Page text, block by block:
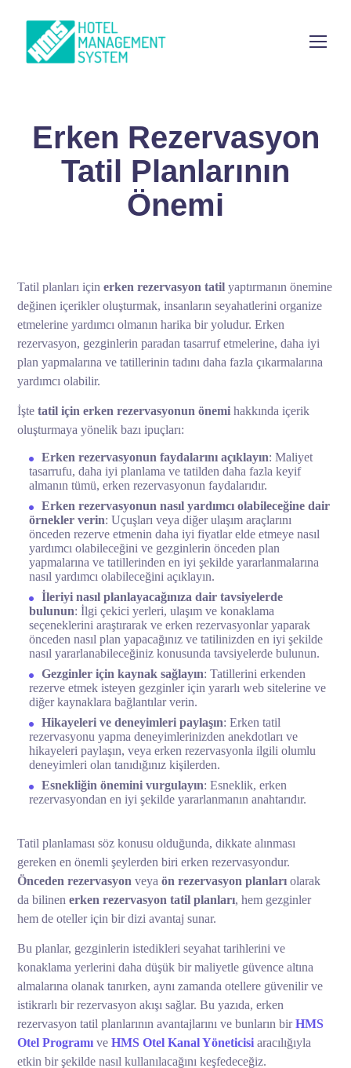
Erken Rezervasyon
Tatil Planlarının
Önemi
Tatil planları içinerken rezervasyon tatilyaptırmanın önemine
değinen içerikler oluşturmak, insanların seyahatlerini organize
etmelerine yardımcı olmanın harika bir yoludur. Erken
rezervasyon, gezginlerin paradan tasarruf etmelerine, daha iyi
plan yapmalarına ve tatillerinin tadını daha fazla çıkarmalarına
yardımcı olabilir.
İştetatil için erken rezervasyonun önemi hakkında içerik
oluşturmaya yönelik bazı ipuçları:
Erken rezervasyonun faydalarını açıklayın: Maliyet
tasarrufu, daha iyi planlama ve tatilden daha fazla keyif
almanın tümü, erken rezervasyonun faydalarıdır.
Erken rezervasyonun nasıl yardımcı olabileceğine dair
örnekler verin: Uçuşları veya diğer ulaşım araçlarını
önceden rezerve etmenin daha iyi fiyatlar elde etmeye nasıl
yardımcı olabileceğini ve gezginlerin önceden plan
yapmalarına ve tatillerinden en iyi şekilde yararlanmalarına
nasıl yardımcı olabileceğini açıklayın.
İleriyi nasıl planlayacağınıza dair tavsiyelerde
bulunun: İlgi çekici yerleri, ulaşım ve konaklama
seçeneklerini araştırarak ve erken rezervasyonlar yaparak
önceden nasıl plan yapacağınız ve tatilinizden en iyi şekilde
nasıl yararlanabileceğiniz konusunda tavsiyelerde bulunun.
Gezginler için kaynak sağlayın: Tatillerini erkenden
rezerve etmek isteyen gezginler için yararlı web sitelerine ve
diğer kaynaklara bağlantılar verin.
Hikayeleri ve deneyimleri paylaşın: Erken tatil
rezervasyonu yapma deneyimlerinizden anekdotları ve
hikayeleri paylaşın, veya erken rezervasyonla ilgili olumlu
deneyimleri olan tanıdığınız kişilerden.
Esnekliğin önemini vurgulayın: Esneklik, erken
rezervasyondan en iyi şekilde yararlanmanın anahtarıdır.
Tatil planlaması söz konusu olduğunda, dikkate alınması
gereken en önemli şeylerden biri erken rezervasyondur.
Önceden rezervasyon veyaön rezervasyon planlarıolarak
da bilinenerken rezervasyon tatil planları, hem gezginler
hem de oteller için bir dizi avantaj sunar.
Bu planlar, gezginlerin istedikleri seyahat tarihlerini ve
konaklama yerlerini daha düşük bir maliyetle güvence altına
almalarına olanak tanırken, aynı zamanda otellere güvenilir ve
istikrarlı bir rezervasyon akışı sağlar. Bu yazıda, erken
rezervasyon tatil planlarının avantajlarını ve bunların birHMS
Otel Programı veHMS Otel Kanal Yöneticisi aracılığıyla
etkin bir şekilde nasıl kullanılacağını keşfedeceğiz.